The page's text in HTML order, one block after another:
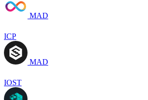
MAD
ICP
MAD
IOST